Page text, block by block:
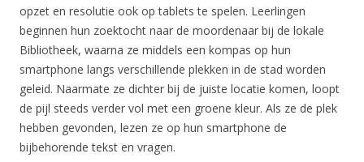
opzet en resolutie ook op tablets te spelen. Leerlingen
beginnen hun zoektocht naar de moordenaar bij de lokale
Bibliotheek, waarna ze middels een kompas op hun
smartphone langs verschillende plekken in de stad worden
geleid. Naarmate ze dichter bij de juiste locatie komen, loopt
de pijl steeds verder vol met een groene kleur. Als ze de plek
hebben gevonden, lezen ze op hun smartphone de
bijbehorende tekst en vragen.